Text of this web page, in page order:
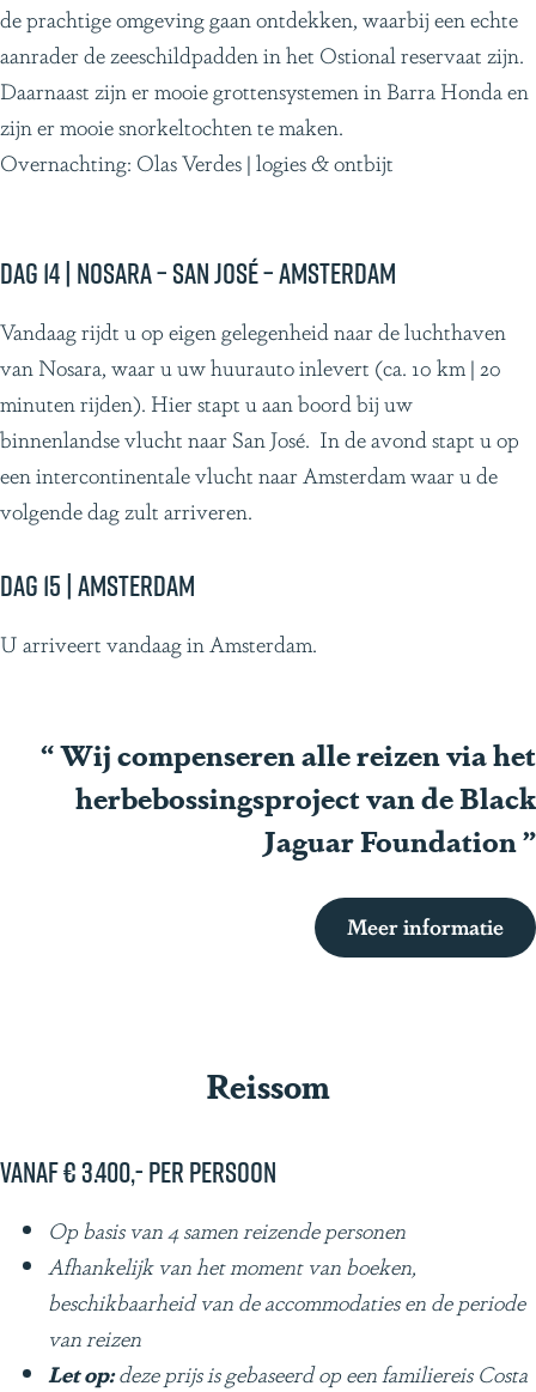
de prachtige omgeving gaan ontdekken, waarbij een echte
aanrader de zeeschildpadden in het Ostional reservaat zijn.
Daarnaast zijn er mooie grottensystemen in Barra Honda en
zijn er mooie snorkeltochten te maken.
Overnachting: Olas Verdes | logies & ontbijt
Dag 14 | Nosara – San José – Amsterdam
Vandaag rijdt u op eigen gelegenheid naar de luchthaven
van Nosara, waar u uw huurauto inlevert (ca. 10 km | 20
minuten rijden). Hier stapt u aan boord bij uw
binnenlandse vlucht naar San José. In de avond stapt u op
een intercontinentale vlucht naar Amsterdam waar u de
volgende dag zult arriveren.
Dag 15 | Amsterdam
U arriveert vandaag in Amsterdam.
“Wij compenseren alle reizen via het
herbebossingsproject van de Black
Jaguar Foundation”
Meer informatie
Reissom
Vanaf € 3.400,- per persoon
Op basis van 4 samen reizende personen
Afhankelijk van het moment van boeken,
beschikbaarheid van de accommodaties en de periode
van reizen
Let op:deze prijs is gebaseerd op een familiereis Costa